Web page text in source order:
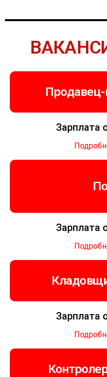
Продавец-
Зарплата
Зарплата
Зарплата